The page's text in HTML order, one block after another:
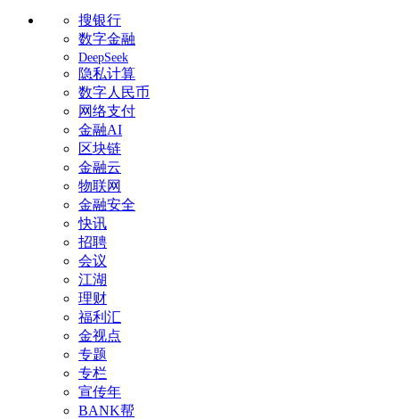
搜银行
数字金融
DeepSeek
隐私计算
数字人民币
网络支付
金融AI
区块链
金融云
物联网
金融安全
快讯
招聘
会议
江湖
理财
福利汇
金视点
专题
专栏
宣传年
BANK帮